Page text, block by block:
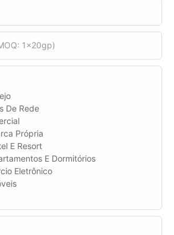
1x20gp)
De Rede
Própria
E Resort
E Dormitórios
Eletrônico